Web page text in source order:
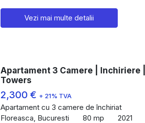
Vezi mai multe detalii
Apartament 3 Camere | Inchiriere
Towers
2,300 € + 21% TVA
Apartament cu 3 camere de închiriat
Floreasca, Bucuresti
80 mp 2021